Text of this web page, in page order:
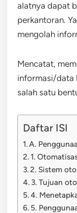
alatnya dapat
perkantoran.
mengolah
Mencatat,
informasi/data
salah satu
Daftar ISI
A.
1.
2. Sistem
3. Tujuan
4.
5.